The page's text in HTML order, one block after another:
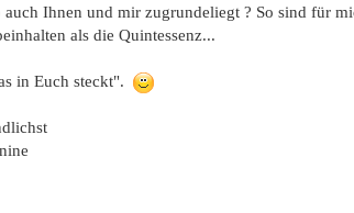
Ihnen und mir zugrundeliegt ? So sind für
als die Quintessenz...
in Euch steckt".